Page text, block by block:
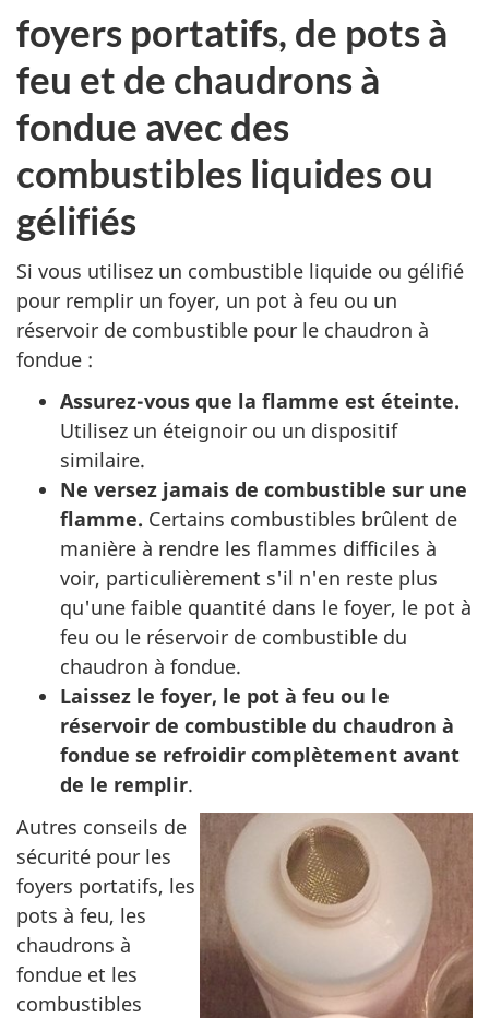
foyers portatifs, de pots à
feu et de chaudrons à
fondue avec des
combustibles liquides ou
gélifiés
Si vous utilisez un combustible liquide ou gélifié
pour remplir un foyer, un pot à feu ou un
réservoir de combustible pour le chaudron à
fondue :
Assurez-vous que la flamme est éteinte.
Utilisez un éteignoir ou un dispositif
similaire.
Ne versez jamais de combustible sur une
flamme. Certains combustibles brûlent de
manière à rendre les flammes difficiles à
voir, particulièrement s'il n'en reste plus
qu'une faible quantité dans le foyer, le pot à
feu ou le réservoir de combustible du
chaudron à fondue.
Laissez le foyer, le pot à feu ou le
réservoir de combustible du chaudron à
fondue se refroidir complètement avant
de le remplir.
Autres conseils de
sécurité pour les
foyers portatifs, les
pots à feu, les
chaudrons à
fondue et les
combustibles